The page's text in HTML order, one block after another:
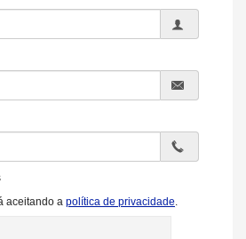
aceitando a política de privacidade